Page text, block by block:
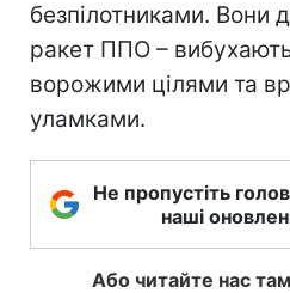
безпілотниками. Вони
ракет ППО –
ворожими цілями та
уламками.
Не пропустіть
наші
Або читайте нас